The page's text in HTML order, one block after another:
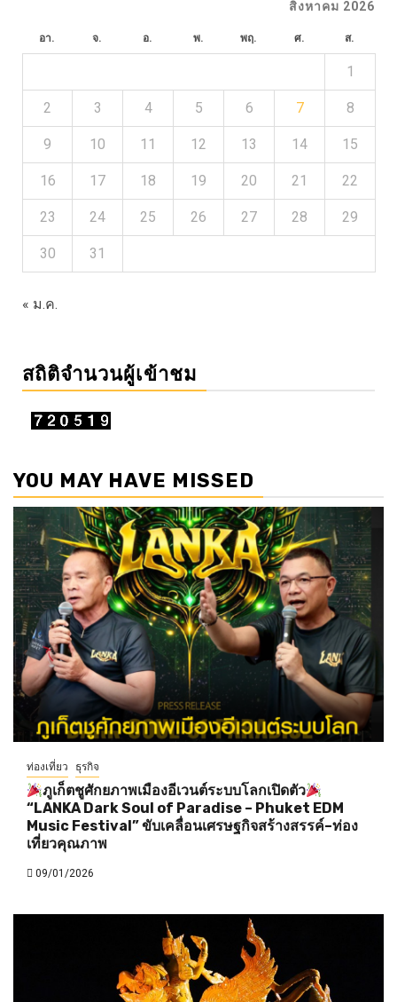
สิงหาคม 2026
อา. จ. อ. พ. พฤ. ศ. ส.
1
2 3 4 5 6 7 8
9 10 11 12 13 14 15
16 17 18 19 20 21 22
23 24 25 26 27 28 29
30 31
« ม.ค.
สถิติจำนวนผู้เข้าชม
YOU MAY HAVE MISSED
ท่องเที่ยว ธุรกิจ
ภูเก็ตชูศักยภาพเมืองอีเวนต์ระบบโลกเปิดตัว
“LANKA Dark Soul of Paradise – Phuket EDM
Music Festival” ขับเคลื่อนเศรษฐกิจสร้างสรรค์–ท่อง
เที่ยวคุณภาพ
09/01/2026